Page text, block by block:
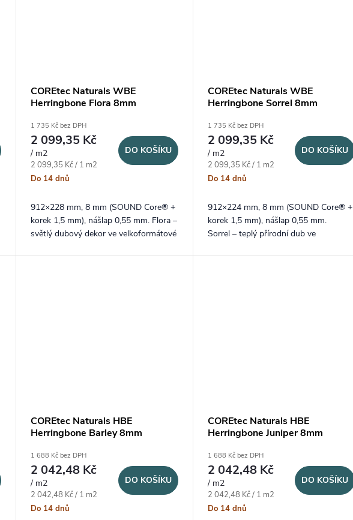
COREtec Naturals WBE
Herringbone Flora 8mm
1 735 Kč bez DPH
2 099,35 Kč
/ m2
Měrná cena:
2 099,35 Kč / 1 m2
Do 14 dnů
DO KOŠÍKU
912×228 mm, 8 mm (SOUND Core® +
korek 1,5 mm), nášlap 0,55 mm. Flora –
světlý dubový dekor ve velkoformátové
COREtec Naturals WBE
Herringbone Sorrel 8mm
1 735 Kč bez DPH
2 099,35 Kč
/ m2
Měrná cena:
2 099,35 Kč / 1 m2
Do 14 dnů
DO KOŠÍKU
912×224 mm, 8 mm (SOUND Core® +
korek 1,5 mm), nášlap 0,55 mm.
Sorrel – teplý přírodní dub ve
COREtec Naturals HBE
Herringbone Barley 8mm
1 688 Kč bez DPH
2 042,48 Kč
/ m2
Měrná cena:
2 042,48 Kč / 1 m2
Do 14 dnů
DO KOŠÍKU
COREtec Naturals HBE
Herringbone Juniper 8mm
1 688 Kč bez DPH
2 042,48 Kč
/ m2
Měrná cena:
2 042,48 Kč / 1 m2
Do 14 dnů
DO KOŠÍKU